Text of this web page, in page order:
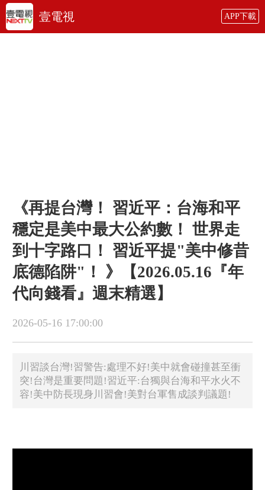
壹電視 APP下載
《再提台灣！ 習近平：台海和平
穩定是美中最大公約數！ 世界走
到十字路口！ 習近平提"美中修昔
底德陷阱"！ 》【2026.05.16『年
代向錢看』週末精選】
2026-05-16 17:00:00
川習談台灣!習警告:處理不好!美中就會碰撞甚至衝
突!台灣是重要問題!習近平:台獨與台海和平水火不
容!美中防長現身川習會!美對台軍售成談判議題!